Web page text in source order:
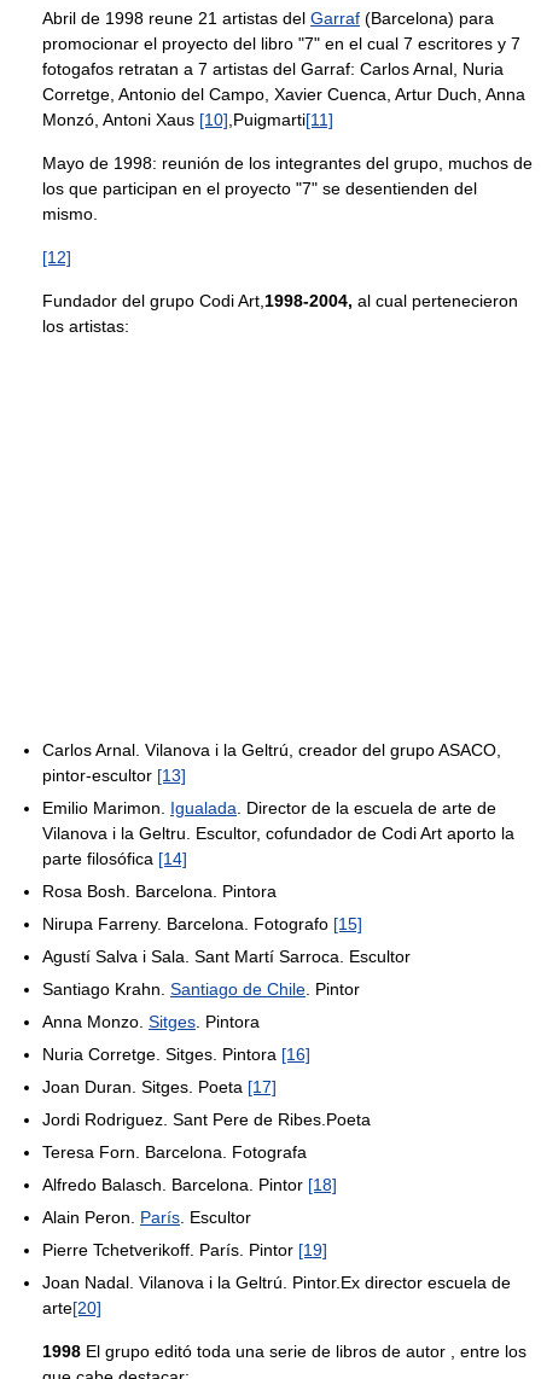
Abril de 1998 reune 21 artistas del Garraf (Barcelona) para
promocionar el proyecto del libro "7" en el cual 7 escritores y 7
fotogafos retratan a 7 artistas del Garraf: Carlos Arnal, Nuria
Corretge, Antonio del Campo, Xavier Cuenca, Artur Duch, Anna
Monzó, Antoni Xaus [10] ,Puigmarti[11]
Mayo de 1998: reunión de los integrantes del grupo, muchos de
los que participan en el proyecto "7" se desentienden del
mismo.
[12]
Fundador del grupo Codi Art, 1998-2004, al cual pertenecieron
los artistas:
Carlos Arnal. Vilanova i la Geltrú, creador del grupo ASACO,
pintor-escultor [13]
Emilio Marimon. Igualada . Director de la escuela de arte de
Vilanova i la Geltru. Escultor, cofundador de Codi Art aporto la
parte filosófica [14]
Rosa Bosh. Barcelona. Pintora
Nirupa Farreny. Barcelona. Fotografo [15]
Agustí Salva i Sala. Sant Martí Sarroca. Escultor
Santiago Krahn. Santiago de Chile . Pintor
Anna Monzo. Sitges . Pintora
Nuria Corretge. Sitges. Pintora [16]
Joan Duran. Sitges. Poeta [17]
Jordi Rodriguez. Sant Pere de Ribes.Poeta
Teresa Forn. Barcelona. Fotografa
Alfredo Balasch. Barcelona. Pintor [18]
Alain Peron. París . Escultor
Pierre Tchetverikoff. París. Pintor [19]
Joan Nadal. Vilanova i la Geltrú. Pintor.Ex director escuela de
arte[20]
1998 El grupo editó toda una serie de libros de autor , entre los